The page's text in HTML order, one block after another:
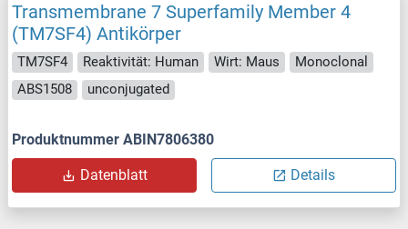
Transmembrane 7 Superfamily Member 4
(TM7SF4) Antikörper
TM7SF4 Reaktivität: Human Wirt: Maus
Monoclonal
ABS1508
unconjugated
Produktnummer ABIN7806380
Datenblatt Details